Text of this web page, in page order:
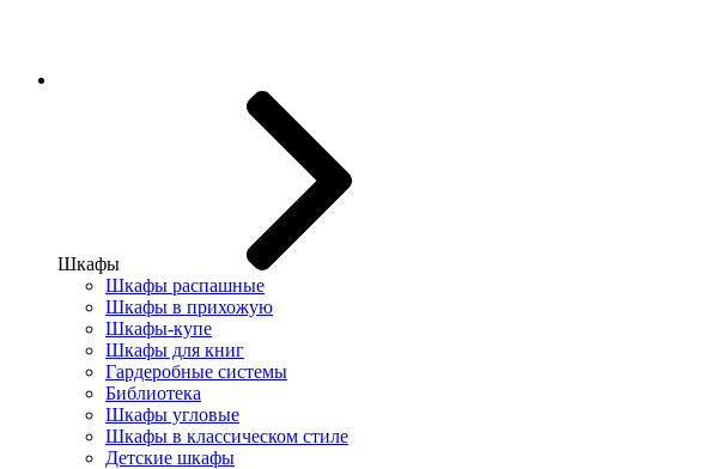
Шкафы
Шкафы распашные
Шкафы в прихожую
Шкафы-купе
Шкафы для книг
Гардеробные системы
Библиотека
Шкафы угловые
Шкафы в классическом стиле
Детские шкафы